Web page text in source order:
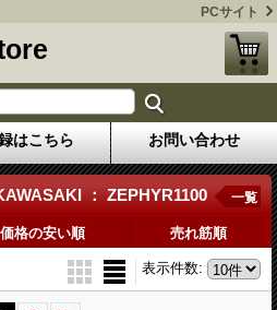
PCサイト
はこちら お問い合わせ
： ZEPHYR1100 一覧
価格の安い順 売れ筋順
表示件数: